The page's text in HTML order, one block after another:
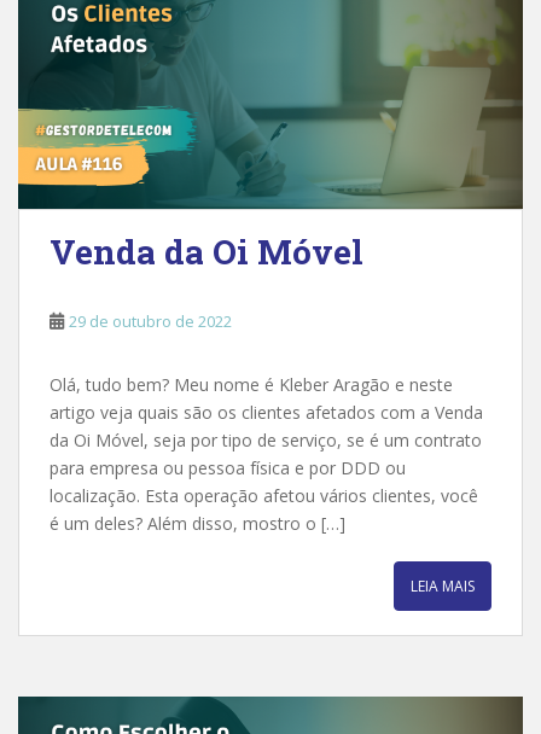
Venda da Oi Móvel
29 de outubro de 2022
Olá, tudo bem? Meu nome é Kleber Aragão e neste
artigo veja quais são os clientes afetados com a Venda
da Oi Móvel, seja por tipo de serviço, se é um contrato
para empresa ou pessoa física e por DDD ou
localização. Esta operação afetou vários clientes, você
é um deles? Além disso, mostro o […]
LEIA MAIS